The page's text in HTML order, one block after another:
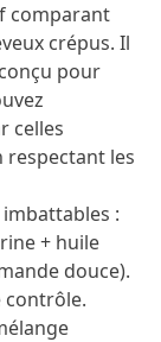
comparant
crépus. Il
pour
celles
respectant les
:
+ huile
douce).
contrôle.